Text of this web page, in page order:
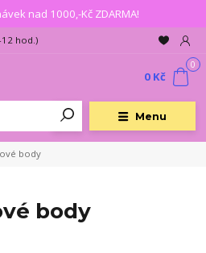
nad 1000,-Kč ZDARMA!
Menu
12 hod.)
0
0 Kč
body
body